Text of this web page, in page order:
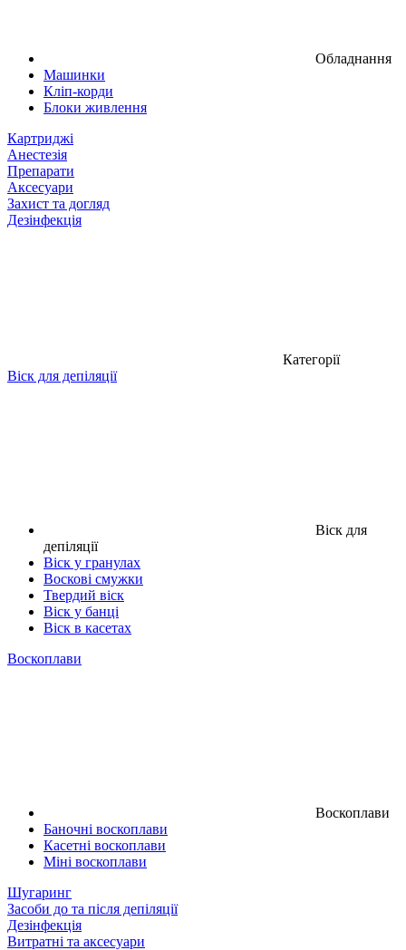
Обладнання
Машинки
Кліп-корди
Блоки живлення
Картриджі
Анестезія
Препарати
Аксесуари
Захист та догляд
Дезінфекція
Категорії
Віск для депіляції
Віск для
депіляції
Віск у гранулах
Воскові смужки
Твердий віск
Віск у банці
Віск в касетах
Воскоплави
Воскоплави
Баночні воскоплави
Касетні воскоплави
Міні воскоплави
Шугаринг
Засоби до та після депіляції
Дезінфекція
Витратні та аксесуари